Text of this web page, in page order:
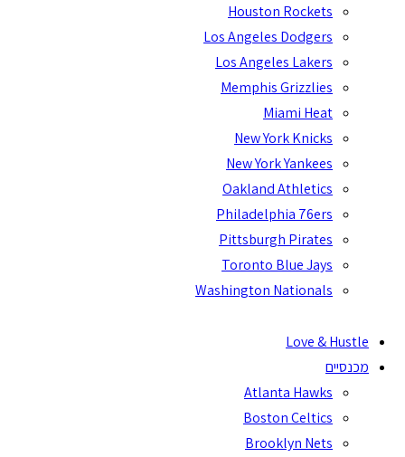
Houston Rockets
Los Angeles Dodgers
Los Angeles Lakers
Memphis Grizzlies
Miami Heat
New York Knicks
New York Yankees
Oakland Athletics
Philadelphia 76ers
Pittsburgh Pirates
Toronto Blue Jays
Washington Nationals
Love & Hustle
מכנסיים
Atlanta Hawks
Boston Celtics
Brooklyn Nets